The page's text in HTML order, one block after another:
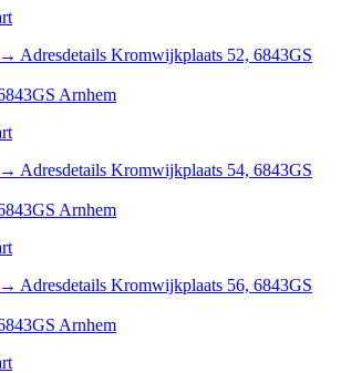
→ Adresdetails Kromwijkplaats 52, 6843GS
Arnhem
→ Adresdetails Kromwijkplaats 54, 6843GS
Arnhem
→ Adresdetails Kromwijkplaats 56, 6843GS
Arnhem